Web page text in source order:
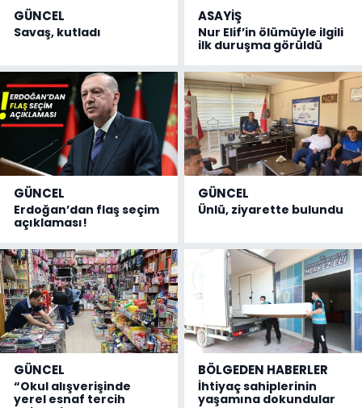
GÜNCEL
Savaş, kutladı
ASAYİŞ
Nur Elif’in ölümüyle ilgili
ilk duruşma görüldü
GÜNCEL
Erdoğan’dan flaş seçim
açıklaması!
GÜNCEL
Ünlü, ziyarette bulundu
GÜNCEL
“Okul alışverişinde
yerel esnaf tercih
BÖLGEDEN HABERLER
İhtiyaç sahiplerinin
yaşamına dokundular